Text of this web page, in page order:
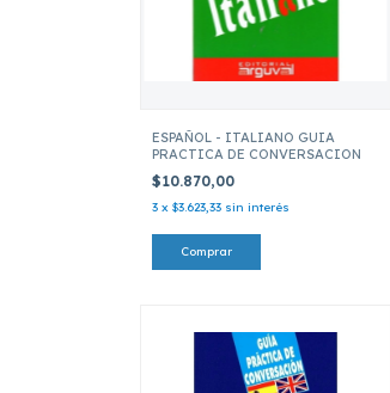
ESPAÑOL - ITALIANO GUIA
PRACTICA DE CONVERSACION
$10.870,00
3 x $3.623,33 sin interés